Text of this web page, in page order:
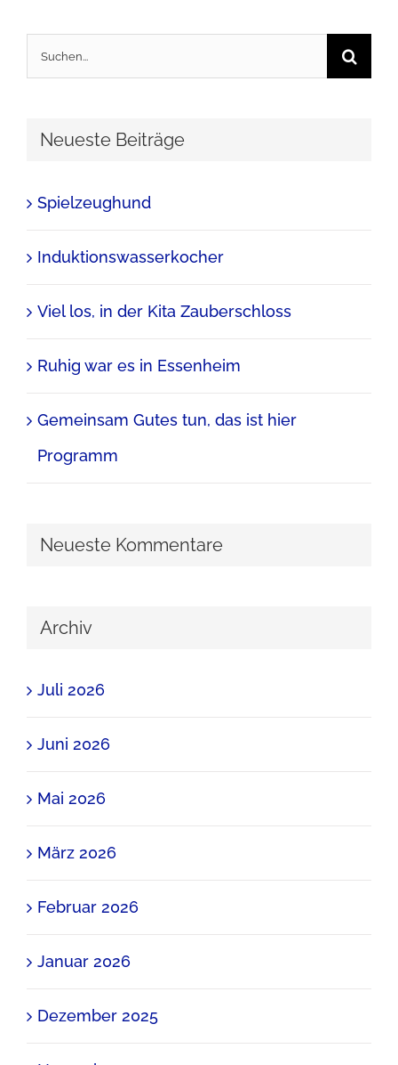
Suche
Neueste Beiträge
Spielzeughund
Induktionswasserkocher
Viel los, in der Kita Zauberschloss
Ruhig war es in Essenheim
Gemeinsam Gutes tun, das ist hier
Programm
Neueste Kommentare
Archiv
Juli 2026
Juni 2026
Mai 2026
März 2026
Februar 2026
Januar 2026
Dezember 2025